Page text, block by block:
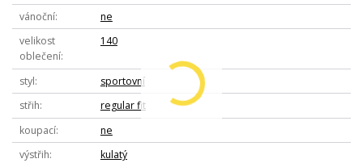
vánoční
ne
velikost
oblečení
140
styl
sportovní
střih
regular fit
koupací
ne
výstřih
kulatý